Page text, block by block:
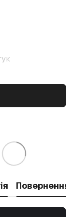
Повернення